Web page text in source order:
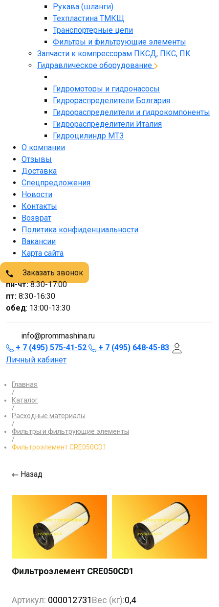
Рукава (шланги)
Техпластина ТМКЩ
Транспортерные цепи
Фильтры и фильтрующие элементы
Запчасти к компрессорам ПКСД, ПКС, ПК
Гидравлическое оборудование
Гидромоторы и гидронасосы
Гидрораспределители Болгария
Гидрораспределители и гидрокомпоненты
Гидрораспределители Италия
Гидроцилиндр МТЗ
О компании
Отзывы
Доставка
Спецпредложения
Новости
Контакты
Возврат
Политика конфиденциальности
Вакансии
Карта сайта
Заказать звонок
пн-чт:8:30-17:00
пт: 8:30-16:30
обед: 13:00-13:30
info@prommashina.ru
+ 7 (495) 575-41-52
+ 7 (495) 648-45-83
Личный кабинет
Главная
/
Каталог
/
Расходные материалы
/
Фильтры и фильтрующие элементы
/
Фильтроэлемент CRE050CD1
Назад
Фильтроэлемент CRE050CD1
Артикул: 000012731Вес (кг):0,4